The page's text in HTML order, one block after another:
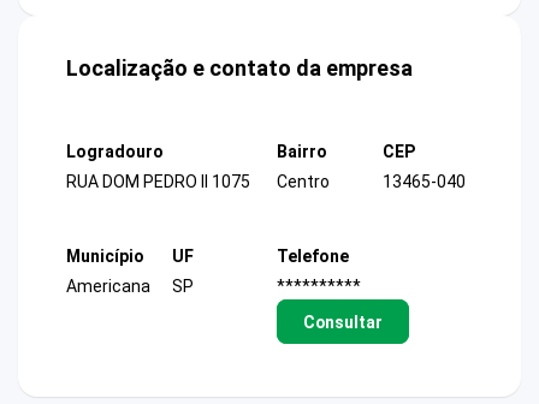
Localização e contato da empresa
Logradouro
RUA DOM PEDRO II 1075
Bairro
Centro
CEP
13465-040
Município
Americana
UF
SP
Telefone
**********
Consultar